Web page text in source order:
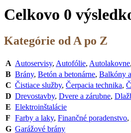
Celkovo 0
Kategórie od A po Z
A Autoservisy, Autofólie, Autolakovne,
B Brány, Betón a betonárne, Balkóny
C Čistiace služby, Čerpacia technika,
D Drevostavby, Dvere a zárubne,
E Elektroinštalácie
F Farby a laky, Finančné poradenstvo,
G Garážové brány